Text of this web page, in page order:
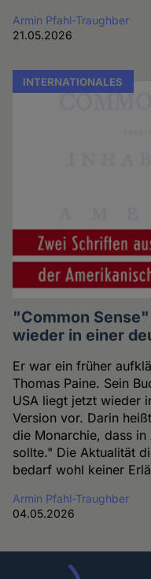
Armin Pfahl-Traughber
21.05.2026
INTERNATIONALES
"Common
wieder in einer
Er war ein früher
Thomas Paine. Sein
USA liegt jetzt wieder
Version vor. Darin
die Monarchie, dass
sollte." Die Aktualität
bedarf wohl keiner
Armin Pfahl-Traughber
04.05.2026